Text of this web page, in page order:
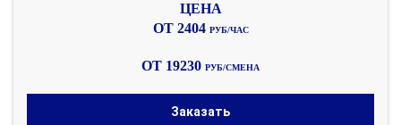
ОТ 2404 РУБ/ЧАС
ОТ 19230 РУБ/СМЕНА
Заказать